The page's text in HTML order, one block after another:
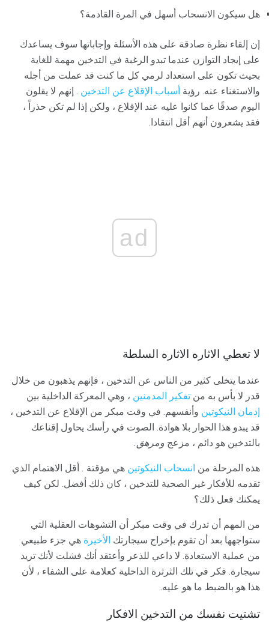
هل سيكون الانسحاب أسهل في المرة القادمة؟
إن إلقاء نظرة صادقة على هذه الأسئلة وإجاباتها سوف يساعدك
على إيجاد التوازن عندما تبدو الرغبة في التدخين مهمة للغاية
بحيث تكون على استعداد لرمي كل ما كنت قد عملت من أجله
والاستغناء عنه. رؤية أسباب الإقلاع عن التدخين . إنهم لا يقلون
اليوم صدقًا عما كانوا عليه عند الإقلاع ، ولكن إذا لم تكن حذراً ،
فقد يشعرون أنهم أقل انتقادا.
ad
لا تعطي الاثاره الاثاره السلطة
عندما يتخلى كثير من الناس عن التدخين ، فإنهم يذهبون من خلال
قدر لا بأس به من تفكير المدمنين ، وهي المعركة الداخلية بين
إدمان النيكوتين وأنفسهم. في وقت مبكر من الإقلاع عن التدخين ،
قد يبدو هذا الحوار بلا هوادة. الصوت في رأسك يحاول إقناعك
بالتدخين هو دائم ، مزعج ومرهق.
هذه المرحلة من انسحاب النيكوتين هي مؤقتة . أقل الاهتمام الذي
تقدمه للأفكار غير الصحية للتدخين ، كان ذلك أفضل. لكن كيف
يمكنك فعل ذلك؟
من المهم أن تدرك في وقت مبكر أن التشوهات العقلية التي
ستواجهها بعد أن تقوم بإخراج سيجارتك الأخيرة هي جزء طبيعي
من عملية الاستعادة. لا داعي للذعر وأعتقد أنك فشلت لأنك تريد
سيجارة. فكر في تلك الثرثرة الداخلية كعلامة على الشفاء ، لأن
هذا هو بالضبط ما هو عليه.
تشتيت نفسك من التدخين الافكار